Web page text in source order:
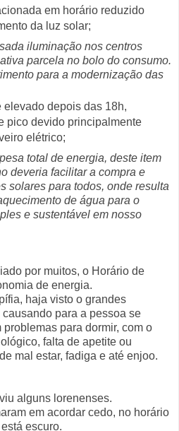
em horário reduzido
da luz solar;
iluminação nos centros
parcela no bolo do consumo.
para a modernização das
depois das 18h,
pico devido principalmente
elétrico;
total de energia, deste item
deveria facilitar a compra e
solares para todos, onde resulta
de água para o
e sustentável em nosso
por muitos, o Horário de
de energia.
haja visto o grandes
para a pessoa se
para dormir, com o
falta de apetite ou
mal estar, fadiga e até enjoo.
alguns lorenenses.
em acordar cedo, no horário
escuro.